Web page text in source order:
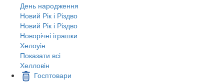
День народження
Новий Рік і Різдво
Новий Рік і Різдво
Новорічні іграшки
Хелоуін
Показати всі
Хелловін
Госптовари